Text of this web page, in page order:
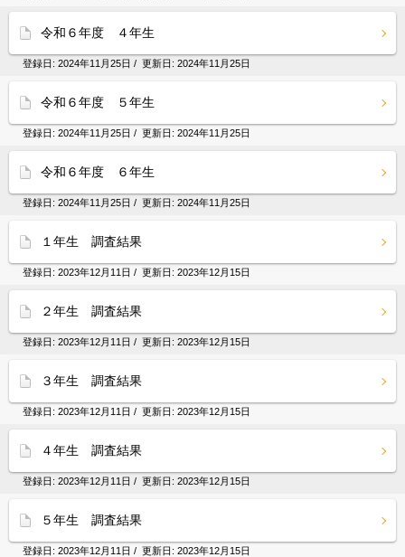
令和６年度 ４年生
登録日: 2024年11月25日 / 更新日: 2024年11月25日
令和６年度 ５年生
登録日: 2024年11月25日 / 更新日: 2024年11月25日
令和６年度 ６年生
登録日: 2024年11月25日 / 更新日: 2024年11月25日
１年生 調査結果
登録日: 2023年12月11日 / 更新日: 2023年12月15日
２年生 調査結果
登録日: 2023年12月11日 / 更新日: 2023年12月15日
３年生 調査結果
登録日: 2023年12月11日 / 更新日: 2023年12月15日
４年生 調査結果
登録日: 2023年12月11日 / 更新日: 2023年12月15日
５年生 調査結果
登録日: 2023年12月11日 / 更新日: 2023年12月15日